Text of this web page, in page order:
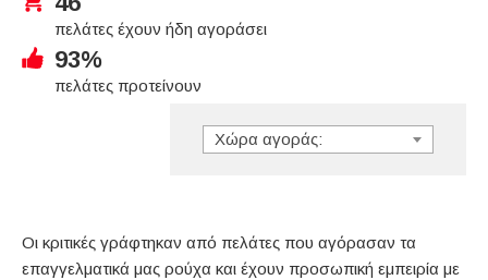
πελάτες έχουν ήδη αγοράσει
93%
πελάτες προτείνουν
Χώρα αγοράς:
Οι κριτικές γράφτηκαν από πελάτες που αγόρασαν τα
επαγγελματικά μας ρούχα και έχουν προσωπική εμπειρία με